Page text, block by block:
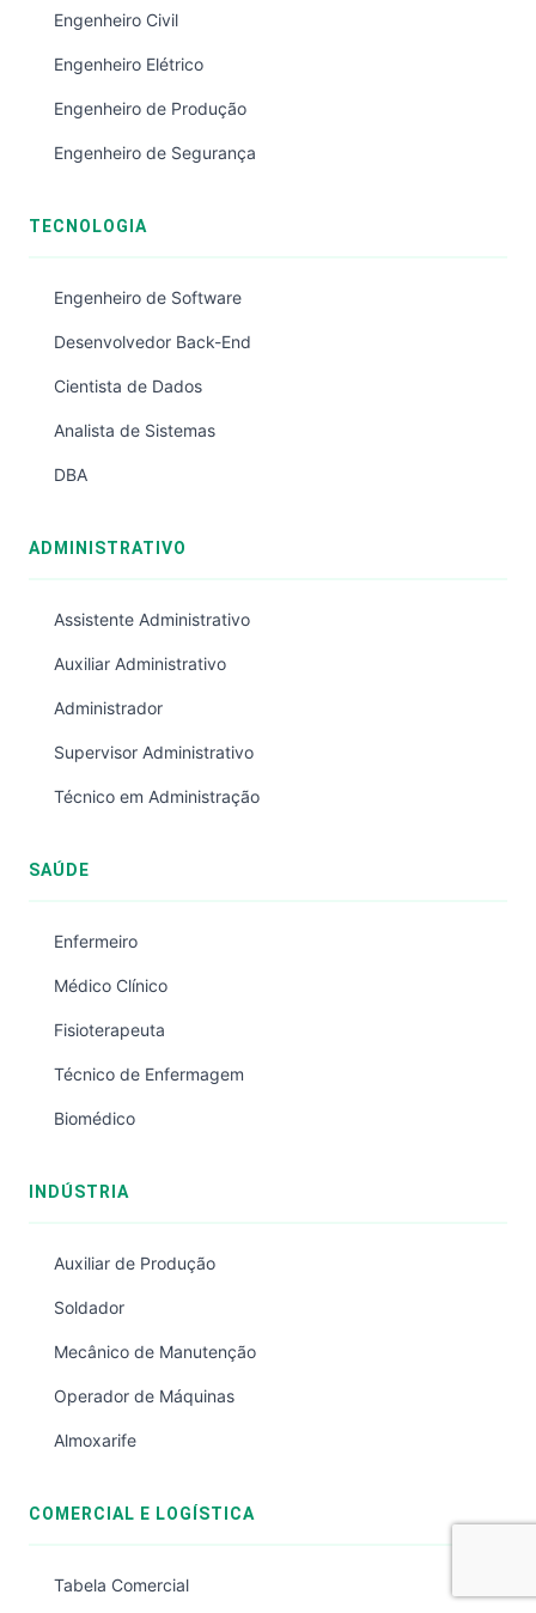
Engenheiro Civil
Engenheiro Elétrico
Engenheiro de Produção
Engenheiro de Segurança
TECNOLOGIA
Engenheiro de Software
Desenvolvedor Back-End
Cientista de Dados
Analista de Sistemas
DBA
ADMINISTRATIVO
Assistente Administrativo
Auxiliar Administrativo
Administrador
Supervisor Administrativo
Técnico em Administração
SAÚDE
Enfermeiro
Médico Clínico
Fisioterapeuta
Técnico de Enfermagem
Biomédico
INDÚSTRIA
Auxiliar de Produção
Soldador
Mecânico de Manutenção
Operador de Máquinas
Almoxarife
COMERCIAL E LOGÍSTICA
Tabela Comercial